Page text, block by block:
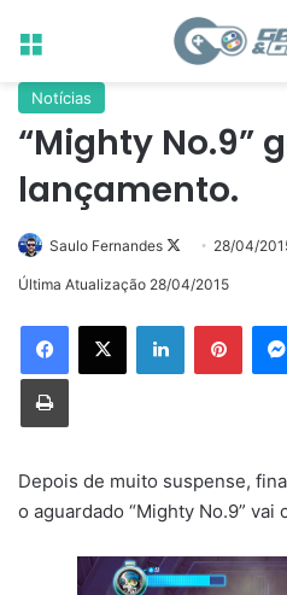
Menu
Notícias
“Mighty No.9”
lançamento.
Saulo Fernandes
Follow
on
28/04/
Última Atualização 28/04/2015
Linkedin
Imprimir
Depois de muito suspense,
o aguardado “Mighty No.9” vai